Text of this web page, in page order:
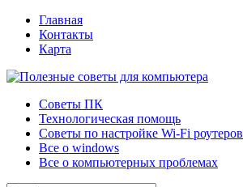
Главная
Контакты
Карта
Советы ПК
Технологическая помощь
Советы по настройке Wi-Fi роутеров
Все о windows
Все о компьютерных проблемах